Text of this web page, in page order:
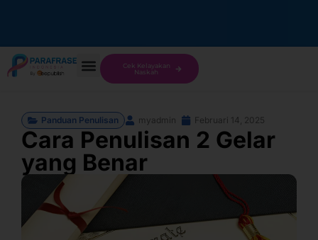
Cek Kelayakan
Naskah
Panduan Penulisan myadmin Februari 14, 2025
Cara Penulisan 2 Gelar
yang Benar